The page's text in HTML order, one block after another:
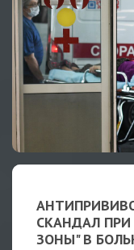
СКАНДАЛ
ЗОНЫ" В